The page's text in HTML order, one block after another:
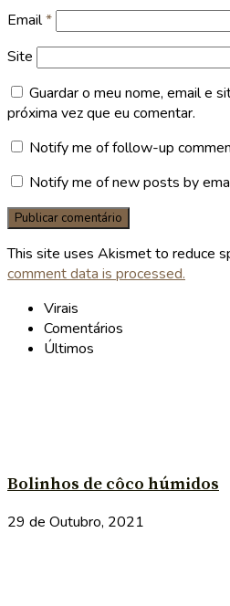
Email*
Site
Guardar o meu nome, email e
próxima vez que eu comentar.
Notify me of follow-up
Notify me of new posts by
This site uses Akismet to reduce
comment data is processed.
Virais
Comentários
Últimos
Bolinhos de côco húmidos
29 de Outubro, 2021